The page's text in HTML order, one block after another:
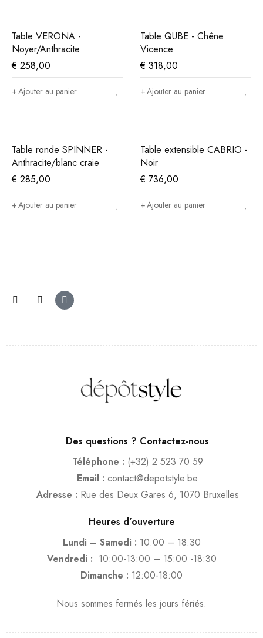
Table VERONA -
Noyer/Anthracite
€ 258,00
Ajouter au panier
Table QUBE - Chêne
Vicence
€ 318,00
Ajouter au panier
Table ronde SPINNER -
Anthracite/blanc craie
€ 285,00
Ajouter au panier
Table extensible CABRIO -
Noir
€ 736,00
Ajouter au panier
Des questions ? Contactez-nous
Téléphone : (+32) 2 523 70 59
Email : contact@depotstyle.be
Adresse : Rue des Deux Gares 6, 1070 Bruxelles
Heures d’ouverture
Lundi – Samedi : 10:00 – 18:30
Vendredi : 10:00-13:00 – 15:00 -18:30
Dimanche : 12:00-18:00
Nous sommes fermés les jours fériés.